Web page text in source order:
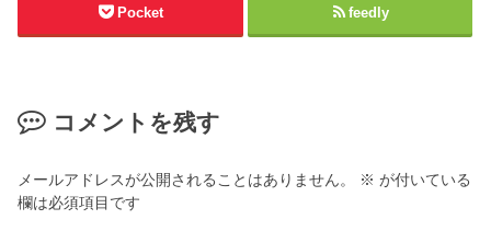
Pocket feedly
コメントを残す
メールアドレスが公開されることはありません。 ※ が付いている
欄は必須項目です